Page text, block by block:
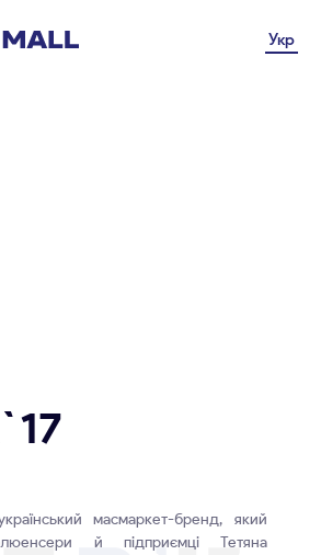
Укр
масмаркет-бренд, який
й підприємці Тетяна